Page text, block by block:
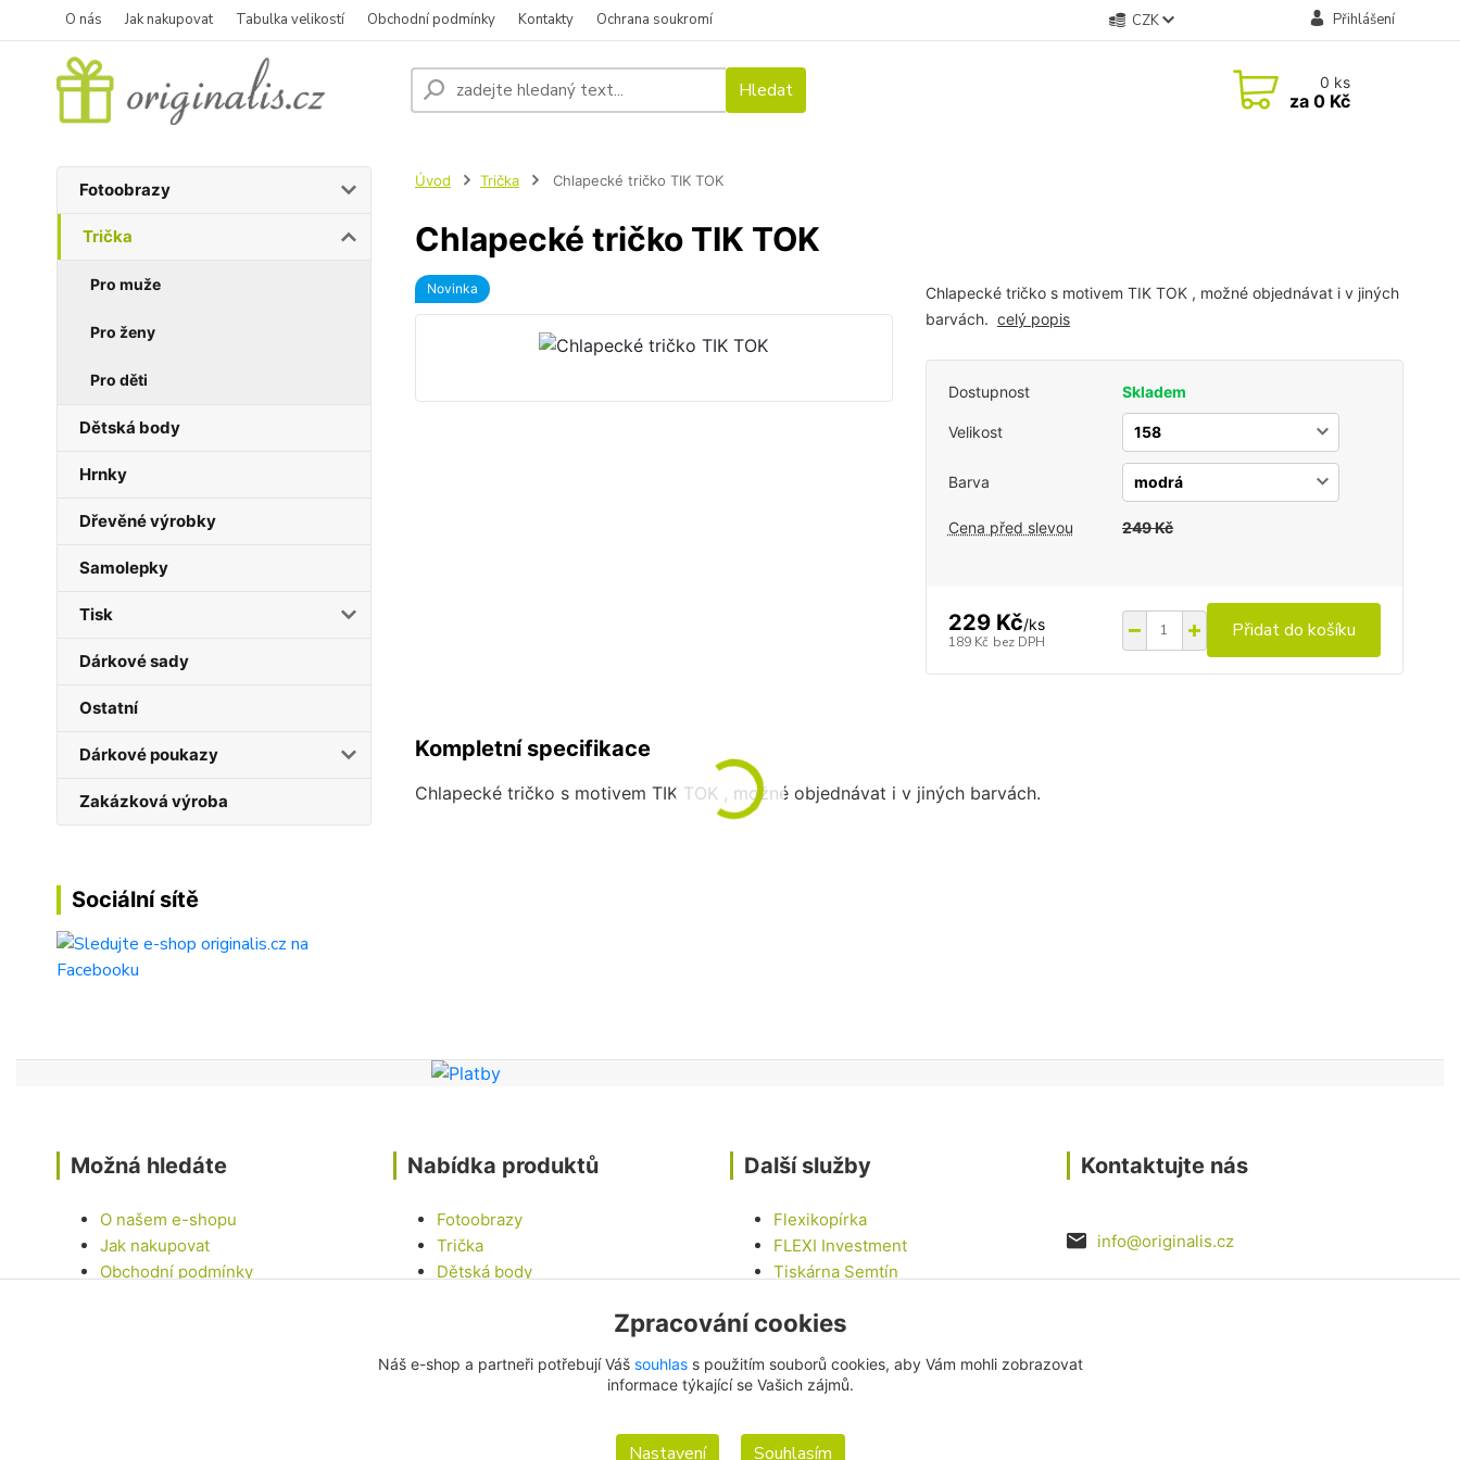
O nás Jak nakupovat Tabulka velikostí Obchodní podmínky Kontakty Ochrana soukromí CZK Přihlášení
Hledat 0 ks
za0 Kč
Fotoobrazy
Trička
Pro muže
Pro ženy
Pro děti
Dětská body
Hrnky
Dřevěné výrobky
Samolepky
Tisk
Dárkové sady
Ostatní
Dárkové poukazy
Zakázková výroba
Sociální sítě
Úvod Trička Chlapecké tričko TIK TOK
Chlapecké tričko TIK TOK
Novinka
Chlapecké tričko s motivem TIK TOK , možné objednávat i v jiných
barvách. celý popis
Dostupnost Skladem
Velikost
Barva
Cena před slevou 249 Kč
229 Kč/ks
189 Kč bez DPH Přidat do košíku
Kompletní specifikace
Chlapecké tričko s motivem TIK TOK , možné objednávat i v jiných barvách.
Možná hledáte
O našem e-shopu
Jak nakupovat
Obchodní podmínky
Nabídka produktů
Fotoobrazy
Trička
Dětská body
Ostatní
Další služby
Flexikopírka
FLEXI Investment
Tiskárna Semtín
Chalupa na vesnici
Kontaktujte nás
info@originalis.cz
Zpracování cookies
Náš e-shop a partneři potřebují Váš souhlass použitím souborů cookies, aby Vám mohli zobrazovat
informace týkající se Vašich zájmů.
Nastavení Souhlasím